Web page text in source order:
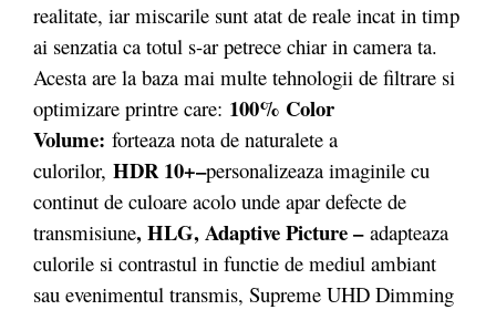
realitate, iar miscarile sunt atat de reale incat in timp
ai senzatia ca totul s-ar petrece chiar in camera ta.
Acesta are la baza mai multe tehnologii de filtrare si
optimizare printre care: 100% Color
Volume: forteaza nota de naturalete a
culorilor, HDR 10+–personalizeaza imaginile cu
continut de culoare acolo unde apar defecte de
transmisiune, HLG, Adaptive Picture – adapteaza
culorile si contrastul in functie de mediul ambiant
sau evenimentul transmis, Supreme UHD Dimming